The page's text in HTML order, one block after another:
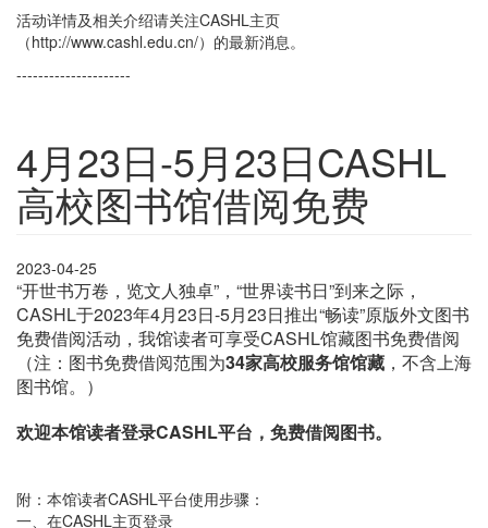
活动详情及相关介绍请关注CASHL主页
（http://www.cashl.edu.cn/）的最新消息。
---------------------
4月23日-5月23日CASHL
高校图书馆借阅免费
2023-04-25
“开世书万卷，览文人独卓”，“世界读书日”到来之际，
CASHL于2023年4月23日-5月23日推出“畅读”原版外文图书
免费借阅活动，我馆读者可享受CASHL馆藏图书免费借阅
（注：图书免费借阅范围为34家高校服务馆馆藏 ，不含上海
图书馆。）
欢迎本馆读者登录CASHL平台，免费借阅图书。
附：本馆读者CASHL平台使用步骤：
一、在CASHL主页登录